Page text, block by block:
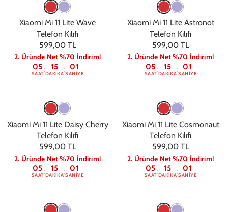
Xiaomi Mi 11 Lite Wave
Telefon Kılıfı
599,00 TL
2. Üründe Net %70 İndirim!
05
SAAT: 15
DAKIKA: 00
SANIYE
Xiaomi Mi 11 Lite Astronot
Telefon Kılıfı
599,00 TL
2. Üründe Net %70 İndirim!
05
SAAT: 15
DAKIKA: 00
SANIYE
Xiaomi Mi 11 Lite Daisy Cherry
Telefon Kılıfı
599,00 TL
2. Üründe Net %70 İndirim!
05
SAAT: 15
DAKIKA: 00
SANIYE
Xiaomi Mi 11 Lite Cosmonaut
Telefon Kılıfı
599,00 TL
2. Üründe Net %70 İndirim!
05
SAAT: 15
DAKIKA: 00
SANIYE